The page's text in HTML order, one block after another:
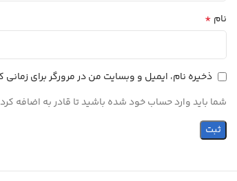
نام *
ذخیره نام، ایمیل و وبسایت من در مرورگر برای
شما باید وارد حساب خود شده باشید تا قادر به اضافه